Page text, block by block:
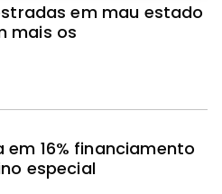
em mau estado
mais os
16% financiamento
especial